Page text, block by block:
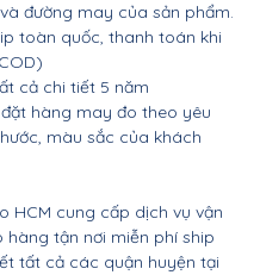
đường may của sản phẩm.
toàn quốc, thanh toán khi
cả chi tiết 5 năm
hàng may đo theo yêu
màu sắc của khách
HCM cung cấp dịch vụ vận
hàng tận nơi miễn phí ship
tất cả các quận huyện tại